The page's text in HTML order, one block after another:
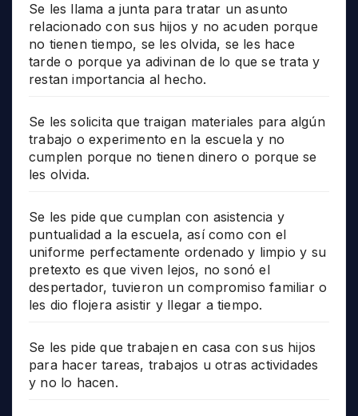
Se les llama a junta para tratar un asunto
relacionado con sus hijos y no acuden porque
no tienen tiempo, se les olvida, se les hace
tarde o porque ya adivinan de lo que se trata y
restan importancia al hecho.
Se les solicita que traigan materiales para algún
trabajo o experimento en la escuela y no
cumplen porque no tienen dinero o porque se
les olvida.
Se les pide que cumplan con asistencia y
puntualidad a la escuela, así como con el
uniforme perfectamente ordenado y limpio y su
pretexto es que viven lejos, no sonó el
despertador, tuvieron un compromiso familiar o
les dio flojera asistir y llegar a tiempo.
Se les pide que trabajen en casa con sus hijos
para hacer tareas, trabajos u otras actividades
y no lo hacen.